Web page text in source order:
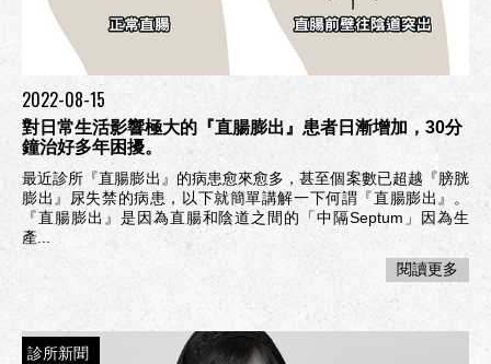
2022-08-15
對日常生活影響極大的『直腸膨出』患者日漸增加，30分
鐘治好多年困擾。
最近診所『直腸膨出』的病患愈來愈多，甚至個案數已超越『膀胱
膨出』尿失禁的病患，以下就簡單講解一下何謂『直腸膨出』。
『直腸膨出』是因為直腸和陰道之間的「中隔Septum」因為生
產...
閱讀更多
診所新聞